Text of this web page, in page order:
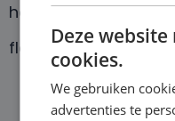
het leasecontract
flexibiliteit behoudt.
Deze
cookies.
We gebruiken
advertenties te